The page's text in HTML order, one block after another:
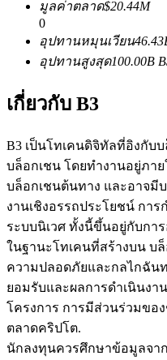
คัดลอกการซื้อขาย
เป็นเทรดเดอร์คัดลอก
เพลิดเพลินกับการแบ่
ลอกการซื้อขาย
มูลค่าตลาด$20.44M
0
อุปทานหมุนเวียน
อุปทานสูงสุด100.00B
เกี่ยวกับ B3
B3 เป็นโทเคนดิจิทัลที่อิงกับ
บล็อกเชน โดยทำงานอยู่ภา
บล็อกเชนต้นทาง และอาจมี
งานเชิงอรรถประโยชน์ กา
ระบบนิเวศ ทั้งนี้ขึ้นอยู่กับกา
ในฐานะโทเคนที่สร้างบน บ
ความปลอดภัยและกลไกฉัน
ยอมรับและผลการดำเนินง
โครงการ การมีส่วนร่วมขอ
ตลาดคริปโต.
นักลงทุนควรศึกษาข้อมูลจาก